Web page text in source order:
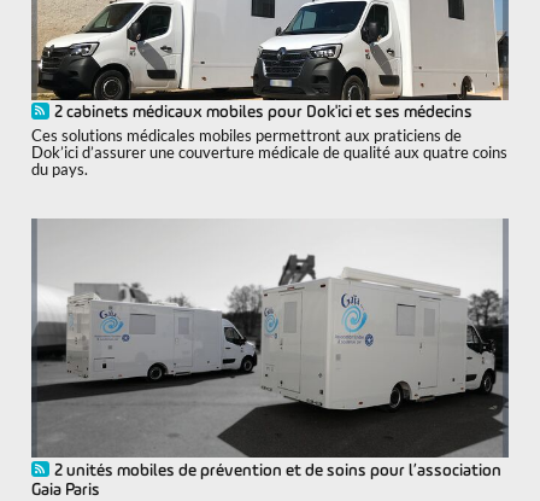
2 cabinets médicaux mobiles pour Dok'ici et ses médecins
Ces solutions médicales mobiles permettront aux praticiens de
Dok’ici d’assurer une couverture médicale de qualité aux quatre coins
du pays.
2 unités mobiles de prévention et de soins pour l’association
Gaia Paris